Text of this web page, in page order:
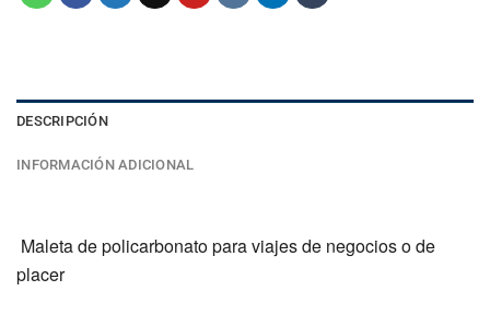
DESCRIPCIÓN
INFORMACIÓN ADICIONAL
Maleta de policarbonato para viajes de negocios o de
placer